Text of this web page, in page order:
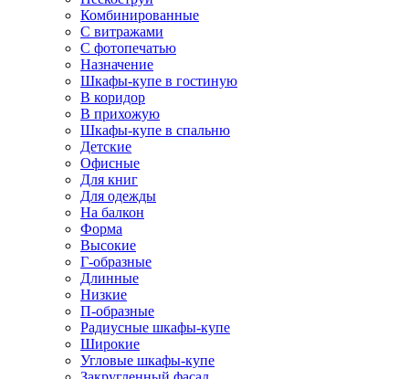
Комбинированные
С витражами
С фотопечатью
Назначение
Шкафы-купе в гостиную
В коридор
В прихожую
Шкафы-купе в спальню
Детские
Офисные
Для книг
Для одежды
На балкон
Форма
Высокие
Г-образные
Длинные
Низкие
П-образные
Радиусные шкафы-купе
Широкие
Угловые шкафы-купе